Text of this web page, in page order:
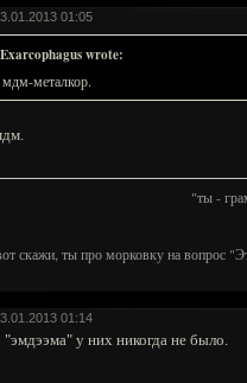
01:05
Exarcophagus wrote:
металкор.
"ты -
скажи, ты про морковку на вопрос
01:14
"эмдээма" у них никогда не было.